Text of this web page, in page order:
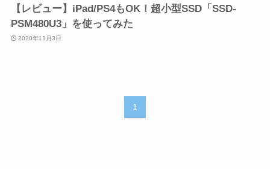
【レビュー】iPad/PS4もOK！超小型SSD「SSD-
PSM480U3」を使ってみた
2020年11月3日
1